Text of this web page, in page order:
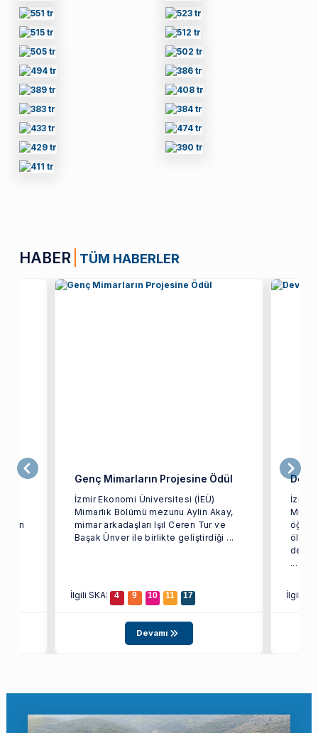
HABER TÜM HABERLER
olan
Genç Mimarların Projesine Ödül
İzmir Ekonomi Üniversitesi (İEÜ)
Mimarlık Bölümü mezunu Aylin Akay,
mimar arkadaşları Işıl Ceren Tur ve
Başak Ünver ile birlikte geliştirdiği ...
İlgili SKA: 4 9 10 11 17
Devamı
Dev
İzmir
...
İlgili